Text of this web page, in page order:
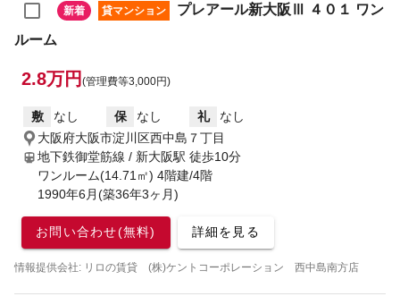
新着 貸マンション
プレアール新大阪Ⅲ ４０１ ワン
ルーム
2.8万円 (管理費等3,000円)
敷 なし 保 なし 礼
なし
大阪府大阪市淀川区西中島７丁目
地下鉄御堂筋線 / 新大阪駅 徒歩10分
ワンルーム(14.71㎡) 4階建/4階
1990年6月(築36年3ヶ月)
お問い合わせ(無料) 詳細を見る
情報提供会社: リロの賃貸 (株)ケントコーポレーション 西中島南方店